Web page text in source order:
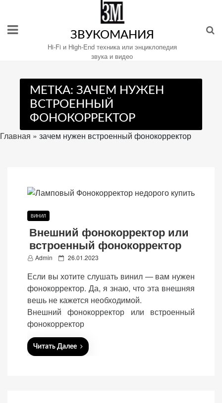
содержимому
ЗВУКОМАНИЯ
Hi-Fi и High-End техника или энциклопедия
звука и видео
МЕТКА: ЗАЧЕМ НУЖЕН
ВСТРОЕННЫЙ
ФОНОКОРРЕКТОР
Главная » зачем нужен встроенный фонокорректор
ВИНИЛ
Внешний фонокорректор или
встроенный фонокорректор
Admin
P
s
t
e
o
n
26.01.2023
Если вы хотите слушать винил — вам нужен
фонокорректор. Да, я знаю, что эта внешняя
вешь не кажется необходимой.
Внешний фонокорректор или встроенный
фонокорректор
Читать Далее
«Принять
все»
«Настройки
cookie»
Настройте
файлы
cookie
Звукомания.
Обязательные
(технические)